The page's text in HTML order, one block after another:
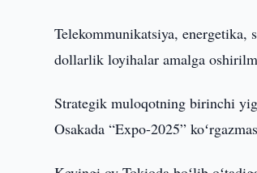
Telekommunikatsiya,
dollarlik loyihalar amalga
Strategik muloqotning birinchi
Osakada “Expo-2025”